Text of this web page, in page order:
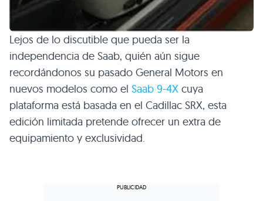
Lejos de lo discutible que pueda ser la
independencia de Saab, quién aún sigue
recordándonos su pasado General Motors en
nuevos modelos como el Saab 9-4X cuya
plataforma está basada en el Cadillac SRX, esta
edición limitada pretende ofrecer un extra de
equipamiento y exclusividad.